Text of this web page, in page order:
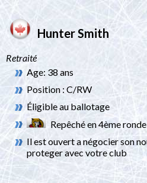
Hunter Smith
Retraité
Age: 38 ans
Position : C/RW
Éligible au ballotage
Repêché en 4ème
Il est ouvert a négocier son
proteger avec votre club